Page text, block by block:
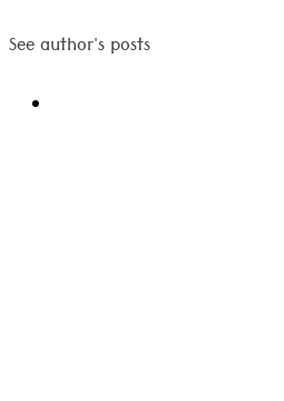
See author's posts